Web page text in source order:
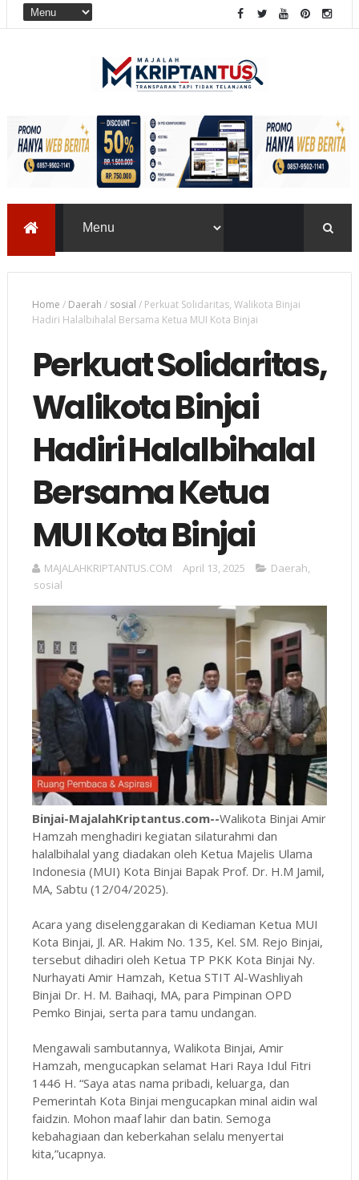
Home / Daerah / sosial / Perkuat Solidaritas, Walikota Binjai
Hadiri Halalbihalal Bersama Ketua MUI Kota Binjai
Perkuat Solidaritas,
Walikota Binjai
Hadiri Halalbihalal
Bersama Ketua
MUI Kota Binjai
MAJALAHKRIPTANTUS.COM April 13, 2025 Daerah,
sosial
Binjai-MajalahKriptantus.com--Walikota Binjai Amir
Hamzah menghadiri kegiatan silaturahmi dan
halalbihalal yang diadakan oleh Ketua Majelis Ulama
Indonesia (MUI) Kota Binjai Bapak Prof. Dr. H.M Jamil,
MA, Sabtu (12/04/2025).
Acara yang diselenggarakan di Kediaman Ketua MUI
Kota Binjai, Jl. AR. Hakim No. 135, Kel. SM. Rejo Binjai,
tersebut dihadiri oleh Ketua TP PKK Kota Binjai Ny.
Nurhayati Amir Hamzah, Ketua STIT Al-Washliyah
Binjai Dr. H. M. Baihaqi, MA, para Pimpinan OPD
Pemko Binjai, serta para tamu undangan.
Mengawali sambutannya, Walikota Binjai, Amir
Hamzah, mengucapkan selamat Hari Raya Idul Fitri
1446 H. “Saya atas nama pribadi, keluarga, dan
Pemerintah Kota Binjai mengucapkan minal aidin wal
faidzin. Mohon maaf lahir dan batin. Semoga
kebahagiaan dan keberkahan selalu menyertai
kita,”ucapnya.